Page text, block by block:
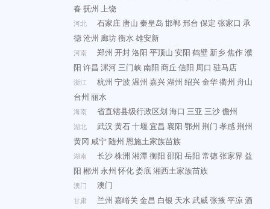
春 抚州 上饶
河北 石家庄 唐山 秦皇岛 邯郸邢台 保定 张家口 承
德沧州 廊坊衡水雄安新
河南 郑州 开封洛阳 平顶山 安阳 鹤壁 新乡焦作濮
阳 许昌 漯河三门峡南阳 商丘 信阳 周口 驻马店
浙江 杭州 宁波 温州 嘉兴湖州 绍兴金华衢州 舟山
台州 丽水
海南 省直辖县级行政区划 海口 三亚 三沙儋州
湖北 武汉 黄石十堰 宜昌 襄阳 鄂州 荆门 孝感荆州
黄冈 咸宁随州 恩施土家族苗族
湖南 长沙株洲 湘潭衡阳 邵阳 岳阳 常德张家界 益
阳 郴州 永州 怀化娄底湘西土家族苗族
澳门 澳门
甘肃 兰州 嘉峪关 金昌 白银 天水武威张掖平凉酒